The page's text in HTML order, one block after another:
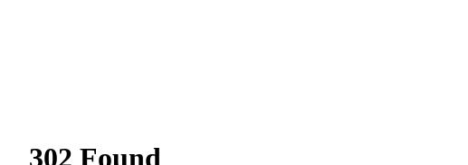
302 Found